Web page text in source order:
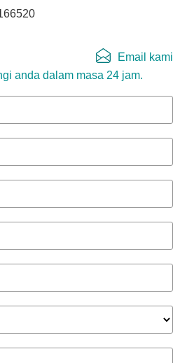
anda dalam masa 24 jam.
Email kami